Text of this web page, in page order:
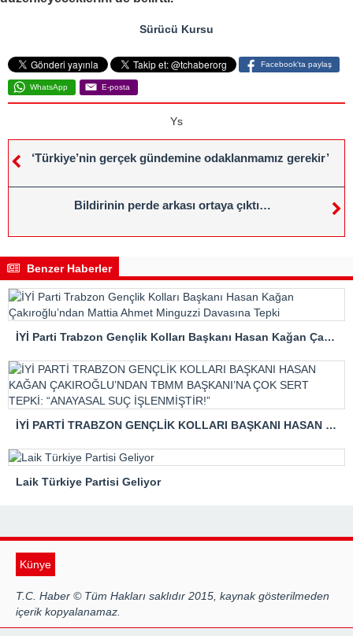
Sürücü Kursu
Facebook'ta paylaş
WhatsApp E-posta
Ys
‘Türkiye’nin gerçek gündemine odaklanmamız gerekir’
Bildirinin perde arkası ortaya çıktı…
Benzer Haberler
İYİ Parti Trabzon Gençlik Kolları Başkanı Hasan Kağan Çakıroğlu’ndan Mattia Ahmet Minguzzi Davasına Tepki
İYİ PARTİ TRABZON GENÇLİK KOLLARI BAŞKANI HASAN KAĞAN ÇAKIROĞLU’NDAN TBMM BAŞKANI’NA ÇOK SERT TEPKİ: “ANAYASAL SUÇ İŞLENMİŞTİR!”
Laik Türkiye Partisi Geliyor
Künye
T.C. Haber © Tüm Hakları saklıdır 2015, kaynak gösterilmeden
içerik kopyalanamaz.